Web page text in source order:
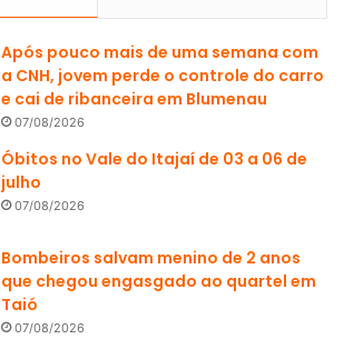
Após pouco mais de uma semana com
a CNH, jovem perde o controle do carro
e cai de ribanceira em Blumenau
07/08/2026
Óbitos no Vale do Itajaí de 03 a 06 de
julho
07/08/2026
Bombeiros salvam menino de 2 anos
que chegou engasgado ao quartel em
Taió
07/08/2026